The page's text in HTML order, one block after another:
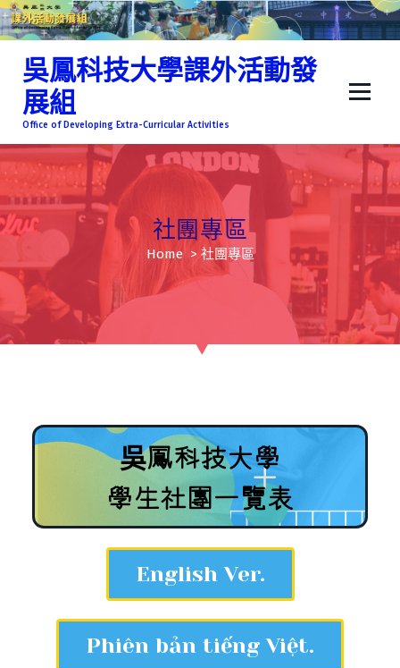
吳鳳科技大學課外活動發
展組
Office of Developing Extra-Curricular Activities
社團專區
Home> 社團專區
吳鳳科技大學
學生社團一覽表
English Ver.
Phiên bản tiếng Việt.